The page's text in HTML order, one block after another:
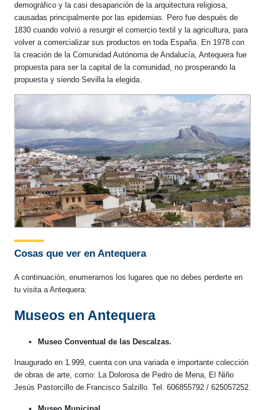
demográfico y la casi desaparición de la arquitectura religiosa,
causadas principalmente por las epidemias. Pero fue después de
1830 cuando volvió a resurgir el comercio textil y la agricultura, para
volver a comercializar sus productos en toda España. En 1978 con
la creación de la Comunidad Autónoma de Andalucía, Antequera fue
propuesta para ser la capital de la comunidad, no prosperando la
propuesta y siendo Sevilla la elegida.
Cosas que ver en Antequera
A continuación, enumeramos los lugares que no debes perderte en
tu visita a Antequera:
Museos en Antequera
Museo Conventual de las Descalzas.
Inaugurado en 1.999, cuenta con una variada e importante colección
de obras de arte, como: La Dolorosa de Pedro de Mena, El Niño
Jesús Pastorcillo de Francisco Salzillo. Tel. 606855792 / 625057252.